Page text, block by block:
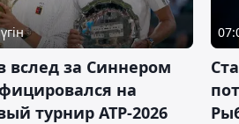
вслед за Синнером
на
турнир ATP-2026